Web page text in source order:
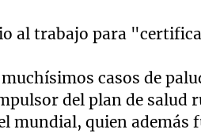
al trabajo para
casos de
del plan de salud
mundial, quien además